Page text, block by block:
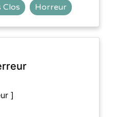
Clos Horreur
]